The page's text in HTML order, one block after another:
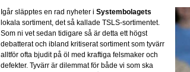
Igår släpptes en rad nyheter i Systembolagets
lokala sortiment, det så kallade TSLS-sortimentet.
Som ni vet sedan tidigare så är detta ett högst
debatterat och ibland kritiserat sortiment som tyvärr
alltför ofta bjudit på öl med kraftiga felsmaker och
defekter. Tyvärr är dilemmat för både vi som ska